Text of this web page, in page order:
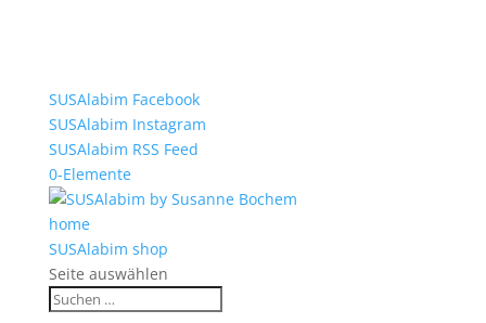
SUSAlabim Facebook
SUSAlabim Instagram
SUSAlabim RSS Feed
0-Elemente
home
SUSAlabim shop
Seite auswählen